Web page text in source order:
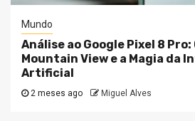
Mundo
Análise ao Google Pixel 8
Mountain View e a Magia da
Artificial
2 meses ago Miguel Alves